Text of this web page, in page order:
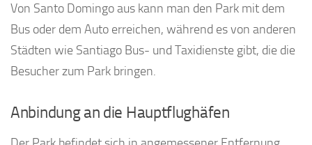
Von Santo Domingo aus kann man den Park mit dem
Bus oder dem Auto erreichen, während es von anderen
Städten wie Santiago Bus- und Taxidienste gibt, die die
Besucher zum Park bringen.
Anbindung an die Hauptflughäfen